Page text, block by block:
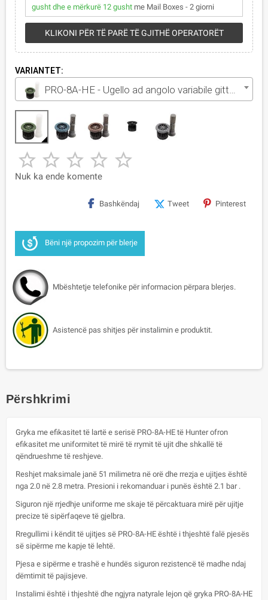
gusht dhe e mërkurë 12 gusht me Mail Boxes - 2 giorni
KLIKONI PËR TË PARË TË GJITHË OPERATORËT
VARIANTET:
PRO-8A-HE - Ugello ad angolo variabile gittata 2.4 m
    
Nuk ka ende komente
Bashkëndaj Tweet Pinterest
Bëni një propozim për blerje
Mbështetje telefonike për informacion përpara blerjes.
Asistencë pas shitjes për instalimin e produktit.
Përshkrimi
Gryka me efikasitet të lartë e serisë PRO-8A-HE të Hunter ofron
efikasitet me uniformitet të mirë të rrymit të ujit dhe shkallë të
qëndrueshme të reshjeve.
Reshjet maksimale janë 51 milimetra në orë dhe rrezja e ujitjes është
nga 2.0 në 2.8 metra. Presioni i rekomanduar i punës është 2.1 bar .
Siguron një rrjedhje uniforme me skaje të përcaktuara mirë për ujitje
precize të sipërfaqeve të gjelbra.
Rregullimi i këndit të ujitjes së PRO-8A-HE është i thjeshtë falë pjesës
së sipërme me kapje të lehtë.
Pjesa e sipërme e trashë e hundës siguron rezistencë të madhe ndaj
dëmtimit të pajisjeve.
Instalimi është i thjeshtë dhe ngjyra natyrale lejon që gryka PRO-8A-HE